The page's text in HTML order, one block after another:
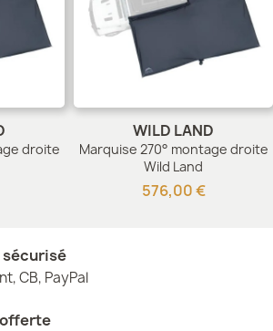
droite
WILD LAND
Marquise 270° montage droite
Wild Land
576,00 €
sécurisé
CB, PayPal